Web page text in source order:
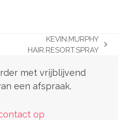
KEVIN.MURPHY
HAIR.RESORT.SPRAY
met vrijblijvend
een afspraak.
op